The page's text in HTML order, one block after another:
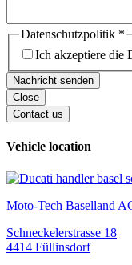
Datenschutzpolitik *
Ich akzeptiere die
Nachricht senden
Close
Contact us
Vehicle location
Moto-Tech Baselland
Schneckelerstrasse 18
4414 Füllinsdorf